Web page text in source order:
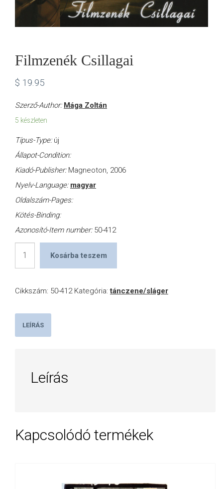
Filmzenék Csillagai
$ 19.95
Szerző-Author: Mága Zoltán
5 készleten
Típus-Type: új
Állapot-Condition:
Kiadó-Publisher: Magneoton, 2006
Nyelv-Language: magyar
Oldalszám-Pages:
Kötés-Binding:
Azonosító-Item number: 50-412
Kosárba teszem
Cikkszám: 50-412 Kategória:tánczene/sláger
LEÍRÁS
Leírás
Kapcsolódó termékek